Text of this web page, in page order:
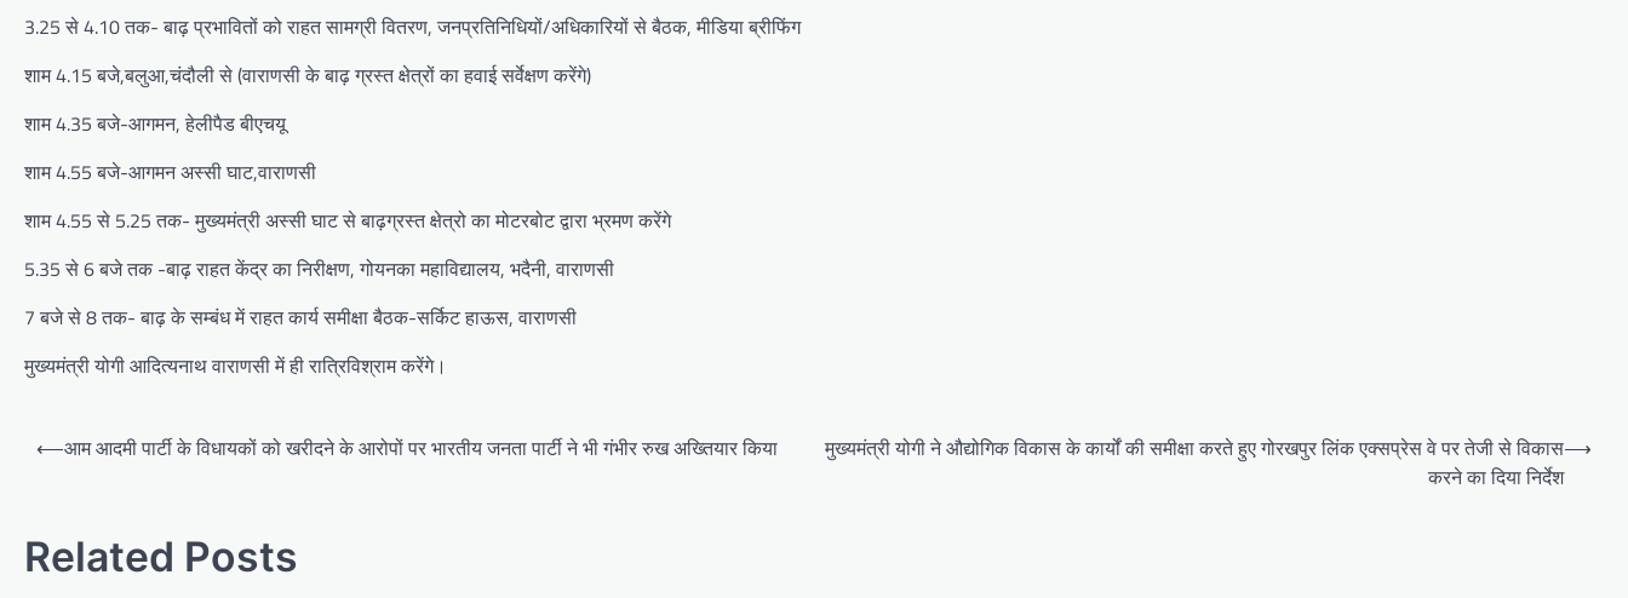
3.25 से 4.10 तक- बाढ़ प्रभावितों को राहत सामग्री वितरण, जनप्रतिनिधियों/अधिकारियों से बैठक, मीडिया ब्रीफिंग
शाम 4.15 बजे,बलुआ,चंदौली से (वाराणसी के बाढ़ ग्रस्त क्षेत्रों का हवाई सर्वेक्षण करेंगे)
शाम 4.35 बजे-आगमन, हेलीपैड बीएचयू
शाम 4.55 बजे-आगमन अस्सी घाट,वाराणसी
शाम 4.55 से 5.25 तक- मुख्‍यमंत्री अस्सी घाट से बाढ़ग्रस्त क्षेत्रो का मोटरबोट द्वारा भ्रमण करेंगे
5.35 से 6 बजे तक -बाढ़ राहत केंद्र का निरीक्षण, गोयनका महाविद्यालय, भदैनी, वाराणसी
7 बजे से 8 तक- बाढ़ के सम्बंध में राहत कार्य समीक्षा बैठक-सर्किट हाऊस, वाराणसी
मुख्‍यमंत्री योगी आद‍ित्‍यनाथ वाराणसी में ही रात्र‍िव‍िश्राम करेंगे।
t
⟵आम आदमी पार्टी के विधायकों को खरीदने के आरोपों पर भारतीय जनता पार्टी ने भी गंभीर रुख अख्तियार किया
मुख्यमंत्री योगी ने औद्योगिक विकास के कार्यों की समीक्षा करते हुए गोरखपुर लिंक एक्सप्रेस वे पर तेजी से विकास
करने का दिया निर्देश
⟶
Related Posts